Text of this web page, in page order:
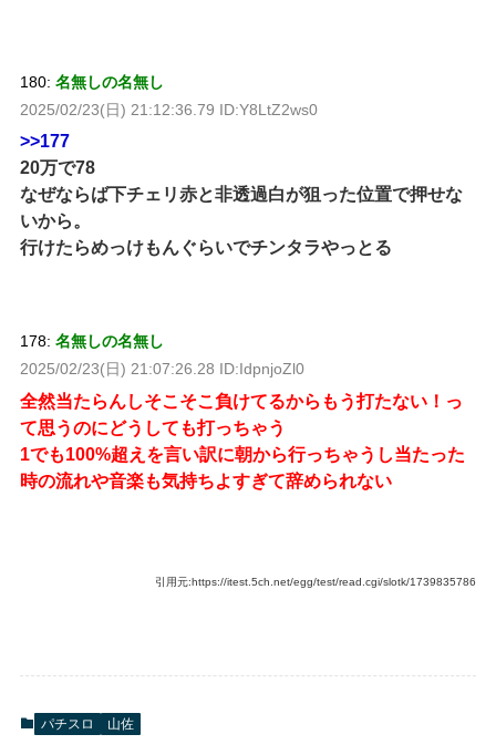
180: 名無しの名無し
2025/02/23(日) 21:12:36.79 ID:Y8LtZ2ws0
>>177
20万で78
なぜならば下チェリ赤と非透過白が狙った位置で押せな
いから。
行けたらめっけもんぐらいでチンタラやっとる
178: 名無しの名無し
2025/02/23(日) 21:07:26.28 ID:IdpnjoZl0
全然当たらんしそこそこ負けてるからもう打たない！っ
て思うのにどうしても打っちゃう
1でも100%超えを言い訳に朝から行っちゃうし当たった
時の流れや音楽も気持ちよすぎて辞められない
引用元:https://itest.5ch.net/egg/test/read.cgi/slotk/1739835786
パチスロ 山佐